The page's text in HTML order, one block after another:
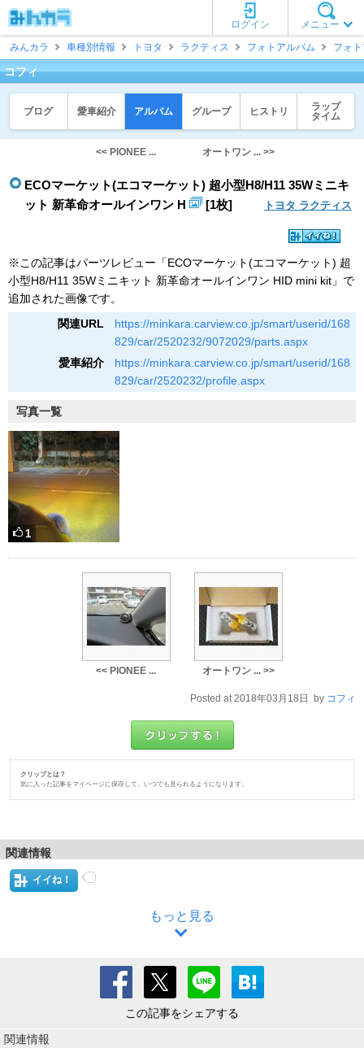
メニュー
ログイン
みんカラ
車種別情報 トヨタ ラクティス フォトアルバム フォ
コフィ
ブログ 愛車紹介 アルバム グループ ヒストリ
ラップ
タイム
<< PIONEE ... オートワン ... >>
ECOマーケット(エコマーケット) 超小型H8/H11 35Wミニキ
ット 新革命オールインワン H
[1枚] トヨタ ラクティス
※この記事はパーツレビュー「ECOマーケット(エコマーケット) 超
小型H8/H11 35Wミニキット 新革命オールインワン HID mini kit」で
追加された画像です。
関連URL
https://minkara.carview.co.jp/smart/userid/168
829/car/2520232/9072029/parts.aspx
愛車紹介
https://minkara.carview.co.jp/smart/userid/168
829/car/2520232/profile.aspx
写真一覧
1
<< PIONEE ... オートワン ... >>
Posted at 2018年03月18日 by コフィ
クリップとは？
気に入った記事をマイページに保存して、いつでも見られるようになります。
関連情報
イイね！
もっと見る
この記事をシェアする
関連情報